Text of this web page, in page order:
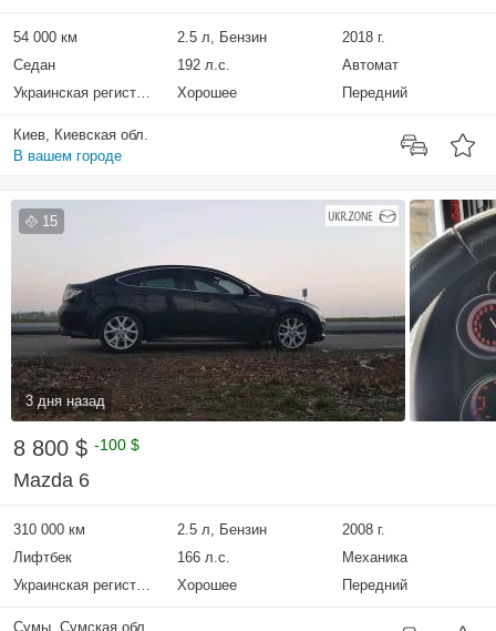
54 000 км 2.5 л, Бензин
2018 г.
Седан
192 л.с.
Автомат
Украинская регистрация
Хорошее Передний
Киев, Киевская обл.
В вашем городе
15
3 дня назад
8 800 $ -100 $
Mazda 6
310 000 км 2.5 л, Бензин
2008 г.
Лифтбек
166 л.с.
Механика
Украинская регистрация
Хорошее Передний
Сумы, Сумская обл.